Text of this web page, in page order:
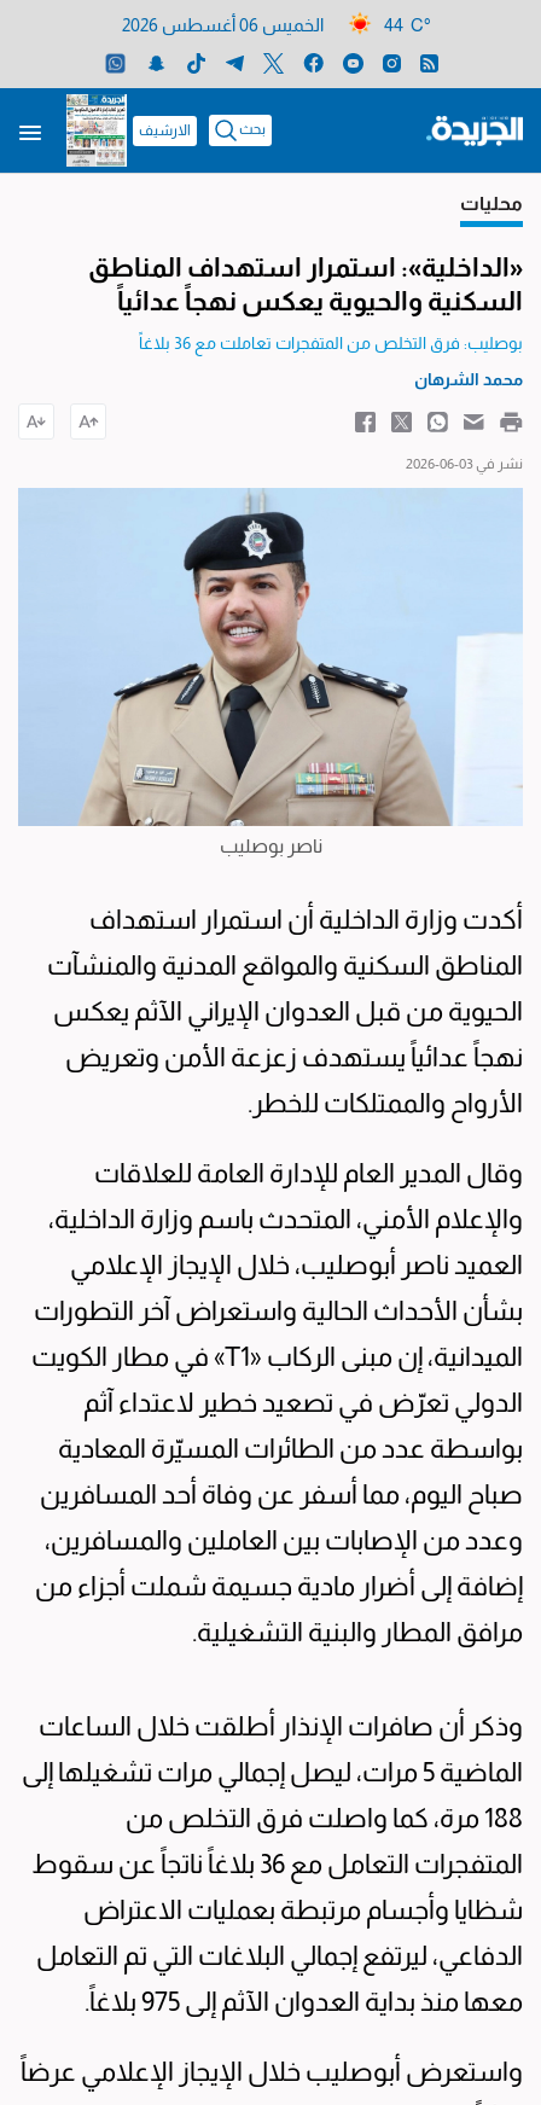
44 C° الخميس 06 أغسطس 2026
بحث الارشيف
محليات
«الداخلية»: استمرار استهداف المناطق
السكنية والحيوية يعكس نهجاً عدائياً
بوصليب: فرق التخلص من المتفجرات تعاملت مع 36 بلاغاً
محمد الشرهان
نشر في 03-06-2026
ناصر بوصليب
أكدت وزارة الداخلية أن استمرار استهداف
المناطق السكنية والمواقع المدنية والمنشآت
الحيوية من قبل العدوان الإيراني الآثم يعكس
نهجاً عدائياً يستهدف زعزعة الأمن وتعريض
الأرواح والممتلكات للخطر.
وقال المدير العام للإدارة العامة للعلاقات
والإعلام الأمني، المتحدث باسم وزارة الداخلية،
العميد ناصر أبوصليب، خلال الإيجاز الإعلامي
بشأن الأحداث الحالية واستعراض آخر التطورات
الميدانية، إن مبنى الركاب «T1» في مطار الكويت
الدولي تعرّض في تصعيد خطير لاعتداء آثم
بواسطة عدد من الطائرات المسيّرة المعادية
صباح اليوم، مما أسفر عن وفاة أحد المسافرين
وعدد من الإصابات بين العاملين والمسافرين،
إضافة إلى أضرار مادية جسيمة شملت أجزاء من
مرافق المطار والبنية التشغيلية.
وذكر أن صافرات الإنذار أطلقت خلال الساعات
الماضية 5 مرات، ليصل إجمالي مرات تشغيلها إلى
188 مرة، كما واصلت فرق التخلص من
المتفجرات التعامل مع 36 بلاغاً ناتجاً عن سقوط
شظايا وأجسام مرتبطة بعمليات الاعتراض
الدفاعي، ليرتفع إجمالي البلاغات التي تم التعامل
معها منذ بداية العدوان الآثم إلى 975 بلاغاً.
واستعرض أبوصليب خلال الإيجاز الإعلامي عرضاً